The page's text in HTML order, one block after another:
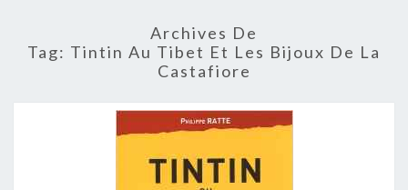
Archives De
Tag: Tintin Au Tibet Et Les Bijoux De La
Castafiore